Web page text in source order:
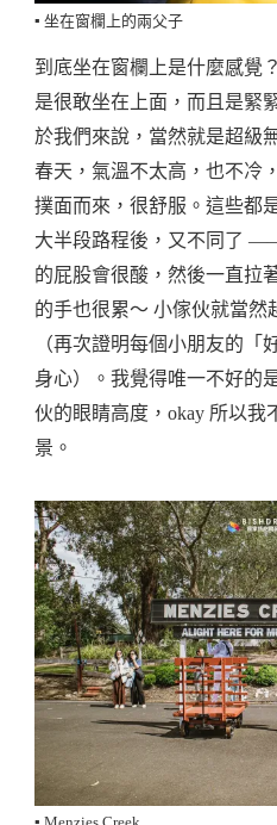
▪️ 坐在窗欄上的兩父子
到底坐在窗欄上是什麼感覺
是很敢坐在上面，而且是緊
於我們來說，當然就是超級
春天，氣溫不太高，也不冷
撲面而來，很舒服。這些都
大半段路程後，又不同了
的屁股會很酸，然後一直拉
的手也很累～ 小傢伙就當
（再次證明每個小朋友的「
身心）。我覺得唯一不好的
伙的眼睛高度，okay 所以我
景。